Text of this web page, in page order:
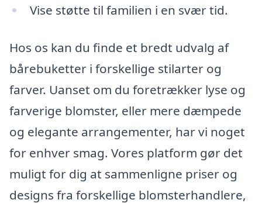
Vise støtte til familien i en svær tid.
Hos os kan du finde et bredt udvalg af
bårebuketter i forskellige stilarter og
farver. Uanset om du foretrækker lyse og
farverige blomster, eller mere dæmpede
og elegante arrangementer, har vi noget
for enhver smag. Vores platform gør det
muligt for dig at sammenligne priser og
designs fra forskellige blomsterhandlere,